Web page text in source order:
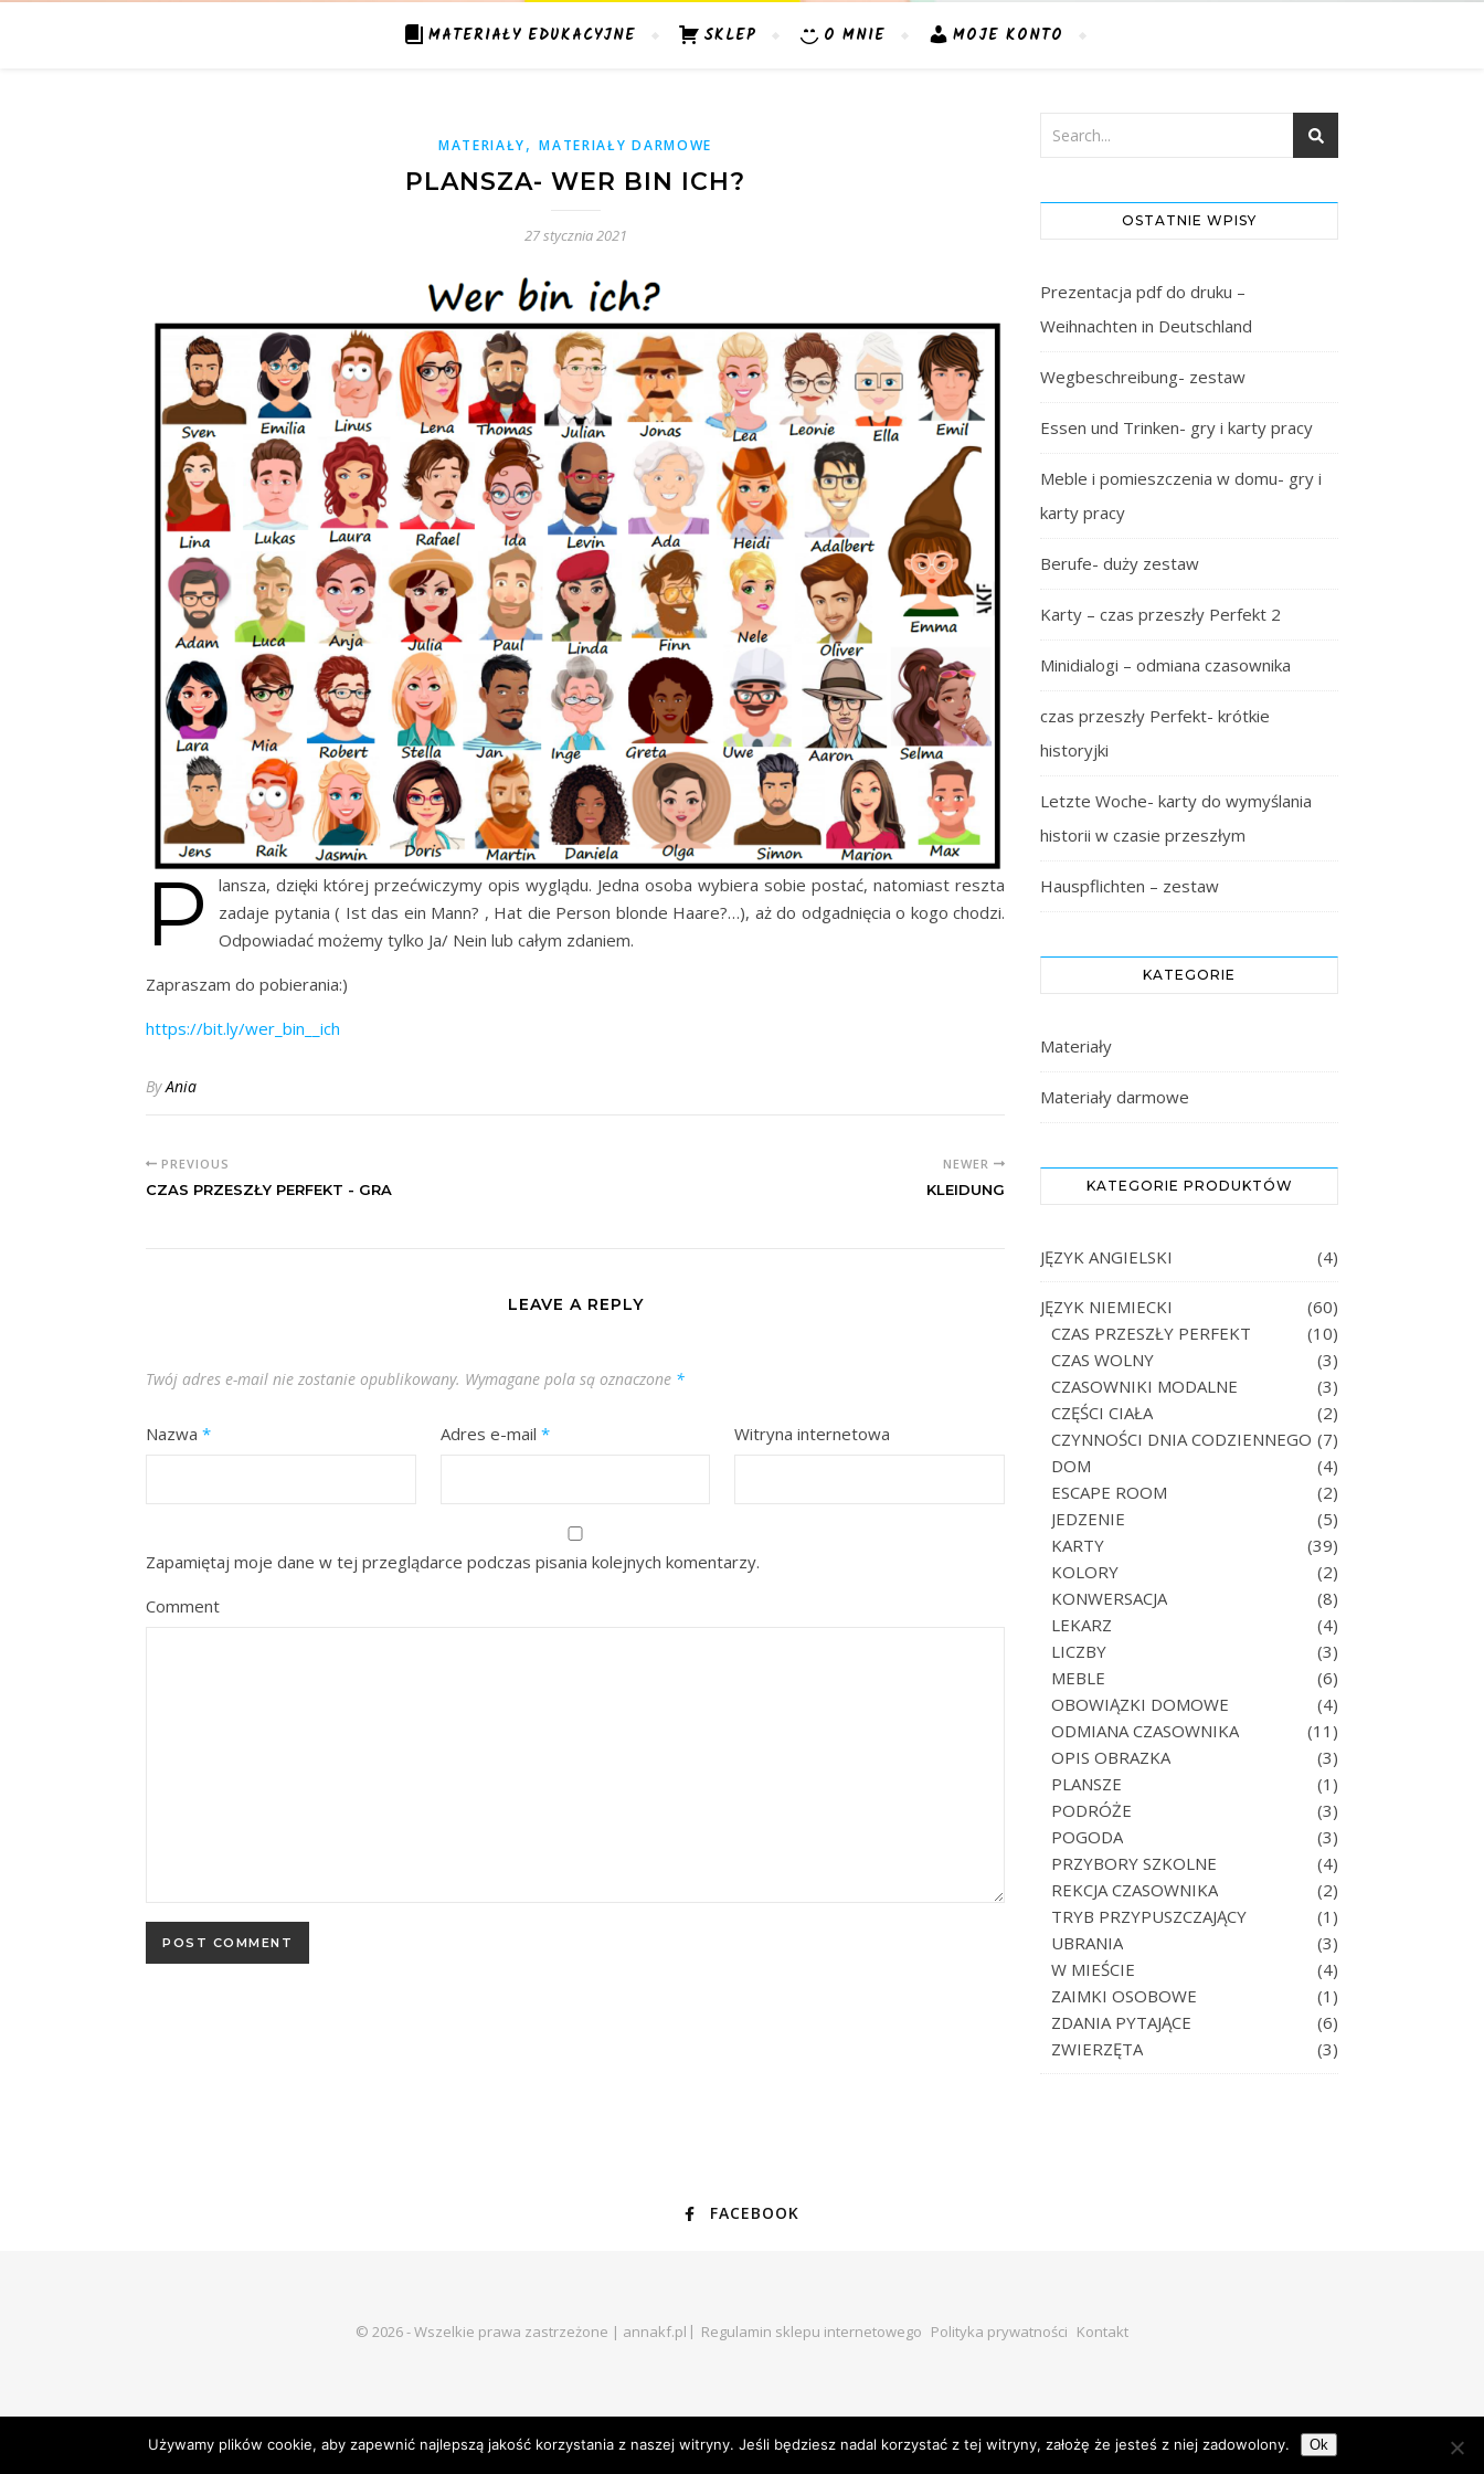
MATERIAŁY EDUKACYJNE SKLEP O MNIE MOJE KONTO
MATERIAŁY,MATERIAŁY DARMOWE
PLANSZA- WER BIN ICH?
27 stycznia 2021
P
lansza, dzięki której przećwiczymy opis wyglądu. Jedna osoba wybiera sobie postać, natomiast reszta
zadaje pytania ( Ist das ein Mann? , Hat die Person blonde Haare?…), aż do odgadnięcia o kogo chodzi.
Odpowiadać możemy tylko Ja/ Nein lub całym zdaniem.
Zapraszam do pobierania:)
https://bit.ly/wer_bin__ich
ByAnia
PREVIOUS
CZAS PRZESZŁY PERFEKT - GRA
NEWER
KLEIDUNG
LEAVE A REPLY
Twój adres e-mail nie zostanie opublikowany. Wymagane pola są oznaczone *
Nazwa * Adres e-mail * Witryna internetowa
Zapamiętaj moje dane w tej przeglądarce podczas pisania kolejnych komentarzy.
Comment
OSTATNIE WPISY
Prezentacja pdf do druku –
Weihnachten in Deutschland
Wegbeschreibung- zestaw
Essen und Trinken- gry i karty pracy
Meble i pomieszczenia w domu- gry i
karty pracy
Berufe- duży zestaw
Karty – czas przeszły Perfekt 2
Minidialogi – odmiana czasownika
czas przeszły Perfekt- krótkie
historyjki
Letzte Woche- karty do wymyślania
historii w czasie przeszłym
Hauspflichten – zestaw
KATEGORIE
Materiały
Materiały darmowe
KATEGORIE PRODUKTÓW
JĘZYK ANGIELSKI (4)
JĘZYK NIEMIECKI
(60)
CZAS PRZESZŁY PERFEKT
(10)
CZAS WOLNY
(3)
CZASOWNIKI MODALNE
(3)
CZĘŚCI CIAŁA
(2)
CZYNNOŚCI DNIA CODZIENNEGO (7)
DOM
(4)
ESCAPE ROOM
(2)
JEDZENIE
(5)
KARTY
(39)
KOLORY
(2)
KONWERSACJA
(8)
LEKARZ
(4)
LICZBY
(3)
MEBLE
(6)
OBOWIĄZKI DOMOWE
(4)
ODMIANA CZASOWNIKA
(11)
OPIS OBRAZKA
(3)
PLANSZE
(1)
PODRÓŻE
(3)
POGODA
(3)
PRZYBORY SZKOLNE
(4)
REKCJA CZASOWNIKA
(2)
TRYB PRZYPUSZCZAJĄCY
(1)
UBRANIA
(3)
W MIEŚCIE
(4)
ZAIMKI OSOBOWE
(1)
ZDANIA PYTAJĄCE
(6)
ZWIERZĘTA
(3)
FACEBOOK
© 2026 - Wszelkie prawa zastrzeżone | annakf.pl Regulamin sklepu internetowego Polityka prywatności Kontakt
Używamy plików cookie, aby zapewnić najlepszą jakość korzystania z naszej witryny. Jeśli będziesz nadal korzystać z tej witryny, założę że jesteś z niej zadowolony. Ok